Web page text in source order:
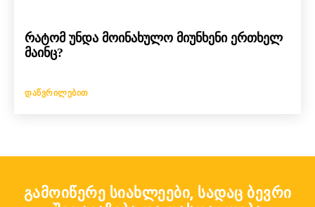
რატომ უნდა მოინახულო მიუნხენი ერთხელ
მაინც?
ᲓᲐᲬᲕᲠᲘᲚᲔᲑᲘᲗ
გამოიწერე სიახლეები, სადაც ბევრი